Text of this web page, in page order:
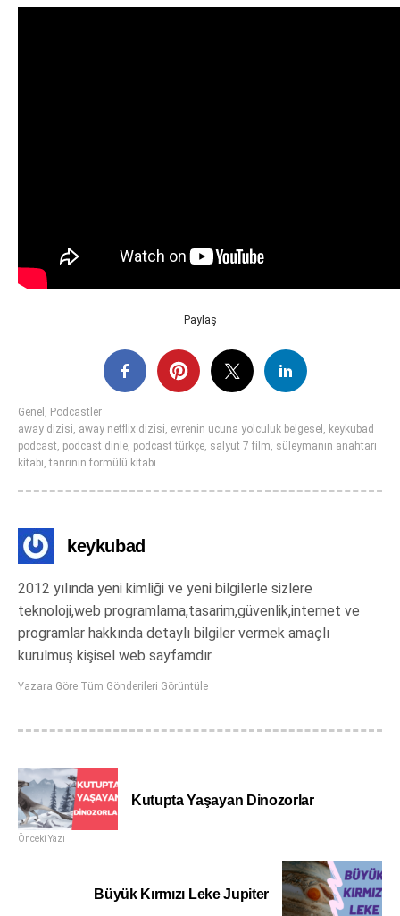
Paylaş
Genel , Podcastler
away dizisi, away netflix dizisi, evrenin ucuna yolculuk belgesel , keykubad
podcast, podcast dinle, podcast türkçe, salyut 7 film, süleymanın anahtarı
kitabı,tanrının formülü kitabı
keykubad
2012 yılında yeni kimliği ve yeni bilgilerle sizlere
teknoloji,web programlama,tasarim,güvenlik,internet ve
programlar hakkında detaylı bilgiler vermek amaçlı
kurulmuş kişisel web sayfamdır.
Yazara Göre Tüm Gönderileri Görüntüle
Kutupta Yaşayan Dinozorlar
Önceki Yazı
Büyük Kırmızı Leke Jupiter